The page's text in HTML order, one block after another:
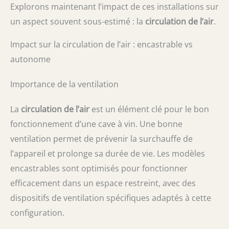
Explorons maintenant l’impact de ces installations sur
un aspect souvent sous-estimé : la circulation de l’air.
Impact sur la circulation de l’air : encastrable vs
autonome
Importance de la ventilation
La circulation de l’air est un élément clé pour le bon
fonctionnement d’une cave à vin. Une bonne
ventilation permet de prévenir la surchauffe de
l’appareil et prolonge sa durée de vie. Les modèles
encastrables sont optimisés pour fonctionner
efficacement dans un espace restreint, avec des
dispositifs de ventilation spécifiques adaptés à cette
configuration.